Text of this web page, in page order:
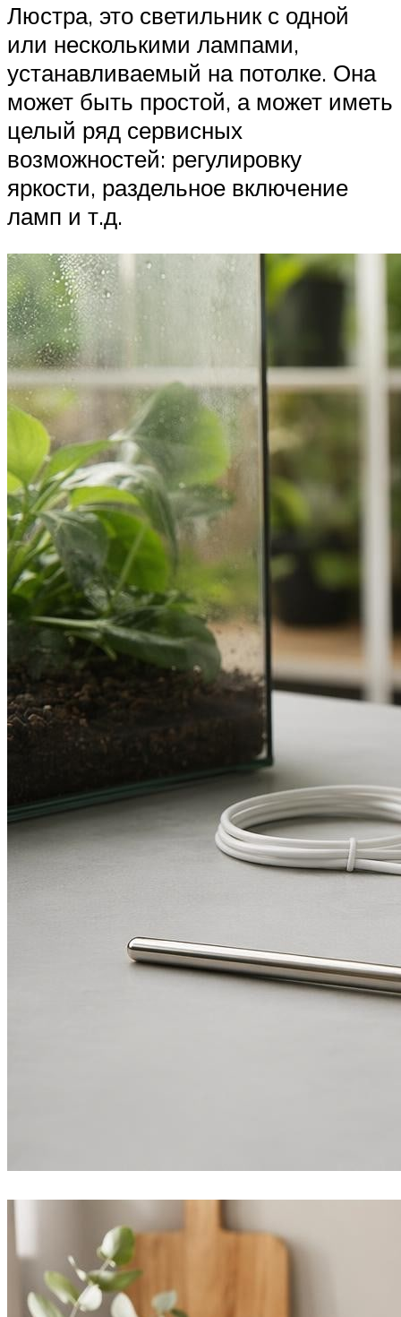
Люстра, это светильник с одной
или несколькими лампами,
устанавливаемый на потолке. Она
может быть простой, а может иметь
целый ряд сервисных
возможностей: регулировку
яркости, раздельное включение
ламп и т.д.